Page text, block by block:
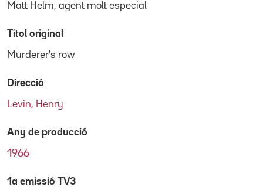
Matt Helm, agent molt especial
Títol original
Murderer's row
Direcció
Levin, Henry
Any de producció
1966
1a emissió TV3